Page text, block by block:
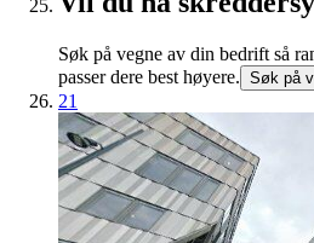
Søk på vegne av din bedrift så
passer dere best høyere. Søk på
21